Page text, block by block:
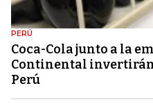
PERÚ
Coca-Cola junto a la
Continental invertirán
Perú